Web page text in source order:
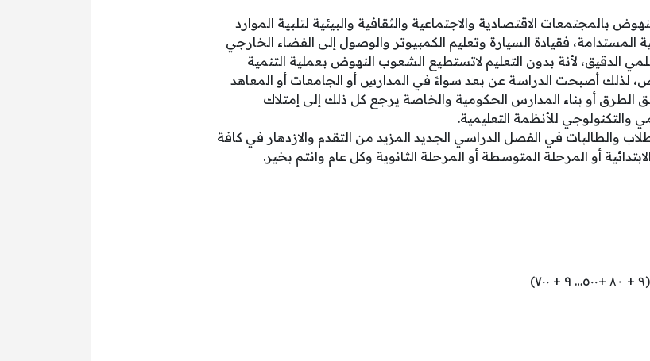
بالمجتمعات الاقتصادية والاجتماعية والثقافية والبيئية لتلبية الموارد
المستدامة، فقيادة السيارة وتعليم الكمبيوتر والوصول إلى الفضاء الخارجي
الدقيق، لأنة بدون التعليم لاتستطيع الشعوب النهوض بعملية التنمية
لذلك أصبحت الدراسة عن بعد سواءً في المدارسِ أو الجامعات أو المعاهد
شق الطرق أو بناء المدارس الحكومية والخاصة يرجع كل ذلك إلى إمتلاك
والتكنولوجي للأنظمة التعليمية.
والطالبات في الفصل الدراسي الجديد المزيد من التقدم والازدهار في كافة
أو المرحلة المتوسطة أو المرحلة الثانوية وكل عام وانتم بخير.